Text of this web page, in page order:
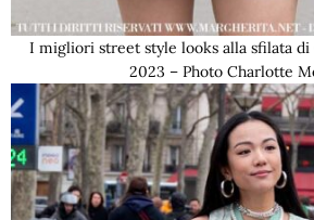
I migliori street style looks alla sfilata di
2023 – Photo Charlotte